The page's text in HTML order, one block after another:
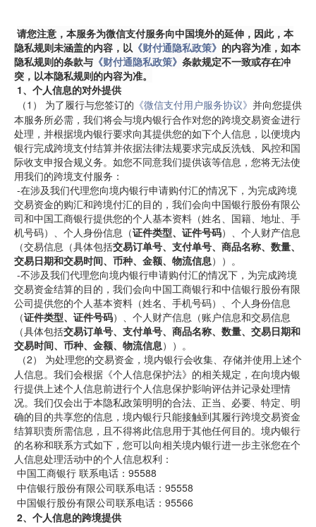
请您注意，本服务为微信支付服务向中国境外的延伸，因此，本
隐私规则未涵盖的内容，以 《财付通隐私政策》 的内容为准，如本
隐私规则的条款与 《财付通隐私政策》 条款规定不一致或存在冲
突，以本隐私规则的内容为准。
1、个人信息的对外提供
（1）
为了履行与您签订的 《微信支付用户服务协议》 并向您提供
本服务所必需，我们将会与境内银行合作对您的跨境交易资金进行
处理，并根据境内银行要求向其提供您的如下个人信息，以便境内
银行完成跨境支付结算并依据法律法规要求完成反洗钱、风控和国
际收支申报合规义务。如您不同意我们提供该等信息，您将无法使
用我们的跨境支付服务：
-在涉及我们代理您向境内银行申请购付汇的情况下，为完成跨境
交易资金的购汇和跨境付汇的目的，我们会向中国银行股份有限公
司和中国工商银行提供您的个人基本资料（姓名、国籍、地址、手
机号码）、个人身份信息（证件类型、证件号码）、个人财产信息
（交易信息（具体包括交易订单号、支付单号、商品名称、数量、
交易日期和交易时间、币种、金额、物流信息））。
-不涉及我们代理您向境内银行申请购付汇的情况下，为完成跨境
交易资金结算的目的，我们会向中国工商银行和中信银行股份有限
公司提供您的个人基本资料（姓名、手机号码）、个人身份信息
（证件类型、证件号码）、个人财产信息（账户信息和交易信息
（具体包括交易订单号、支付单号、商品名称、数量、交易日期和
交易时间、币种、金额、物流信息））。
（2）
为处理您的交易资金，境内银行会收集、存储并使用上述个
人信息。我们会根据《个人信息保护法》的相关规定，在向境内银
行提供上述个人信息前进行个人信息保护影响评估并记录处理情
况。我们仅会出于本隐私政策明明的合法、正当、必要、特定、明
确的目的共享您的信息，境内银行只能接触到其履行跨境交易资金
结算职责所需信息，且不得将此信息用于其他任何目的。境内银行
的名称和联系方式如下，您可以向相关境内银行进一步主张您在个
人信息处理活动中的个人信息权利：
中国工商银行 联系电话：95588
中信银行股份有限公司联系电话：95558
中国银行股份有限公司联系电话：95566
2、个人信息的跨境提供